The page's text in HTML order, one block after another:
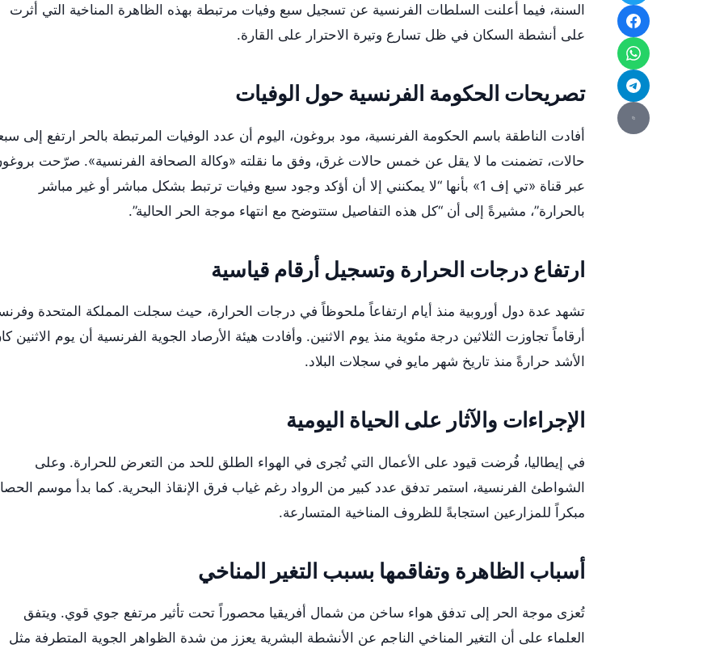
السنة، فيما أعلنت السلطات الفرنسية عن تسجيل سبع وفيات مرتبطة بهذه الظاهرة المناخية التي أثرت
على أنشطة السكان في ظل تسارع وتيرة الاحترار على القارة.
تصريحات الحكومة الفرنسية حول الوفيات
أفادت الناطقة باسم الحكومة الفرنسية، مود بروغون، اليوم أن عدد الوفيات المرتبطة بالحر ارتفع إلى
حالات، تضمنت ما لا يقل عن خمس حالات غرق، وفق ما نقلته «وكالة الصحافة الفرنسية». صرّحت
عبر قناة «تي إف 1» بأنها “لا يمكنني إلا أن أؤكد وجود سبع وفيات ترتبط بشكل مباشر أو غير مباشر
بالحرارة”، مشيرةً إلى أن “كل هذه التفاصيل ستتوضح مع انتهاء موجة الحر الحالية”.
ارتفاع درجات الحرارة وتسجيل أرقام قياسية
تشهد عدة دول أوروبية منذ أيام ارتفاعاً ملحوظاً في درجات الحرارة، حيث سجلت المملكة المتحدة
أرقاماً تجاوزت الثلاثين درجة مئوية منذ يوم الاثنين. وأفادت هيئة الأرصاد الجوية الفرنسية أن يوم الاثنين
الأشد حرارةً منذ تاريخ شهر مايو في سجلات البلاد.
الإجراءات والآثار على الحياة اليومية
في إيطاليا، فُرضت قيود على الأعمال التي تُجرى في الهواء الطلق للحد من التعرض للحرارة. وعلى
الشواطئ الفرنسية، استمر تدفق عدد كبير من الرواد رغم غياب فرق الإنقاذ البحرية. كما بدأ موسم
مبكراً للمزارعين استجابةً للظروف المناخية المتسارعة.
أسباب الظاهرة وتفاقمها بسبب التغير المناخي
تُعزى موجة الحر إلى تدفق هواء ساخن من شمال أفريقيا محصوراً تحت تأثير مرتفع جوي قوي. ويتفق
العلماء على أن التغير المناخي الناجم عن الأنشطة البشرية يعزز من شدة الظواهر الجوية المتطرفة مثل